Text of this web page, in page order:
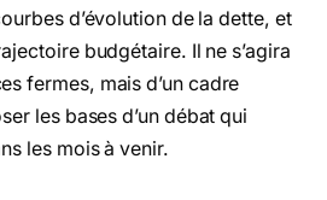
d’évolution de la dette, et
budgétaire. Il ne s’agira
fermes, mais d’un cadre
les bases d’un débat qui
les mois à venir.